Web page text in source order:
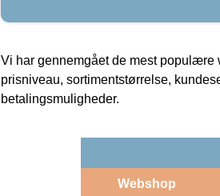
Vi har gennemgået de mest populære
prisniveau, sortimentstørrelse,
betalingsmuligheder.
Webshop